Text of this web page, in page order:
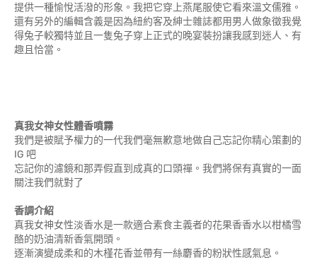
提供一種愉悅活潑的形象。我把它穿上燕尾服使它看來溫文儒雅。
還有另外的編輯含義是因為紐約客及紳士雜誌都用男人做象徵我覺
得兔子較獨特並且一隻兔子穿上正式的晚宴裝扮讓我感到迷人、有
趣且恰當。
真我女神女性體香噴霧
我們是被賦予權力的一代我們毫無歉意地做自己忘記你精心策劃的
IG 吧
忘記你的濾鏡和那弄假直到成真的口頭禪。我們將保有真實的一面
關注我們就對了
香調介紹
真我女神女性淡香水是一款適合素食主義者的花果香香水以柑橘雪
酪的奶油清新香氣開頭。
逐漸演變成柔和的木槿花香並帶有一絲麝香的粉狀性感氣息。